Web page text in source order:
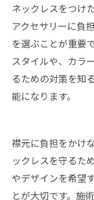
ネックレスをつけ
アクセサリーに負
を選ぶことが重要
スタイルや、カラ
るための対策を知
能になります。
襟元に負担をかけ
ックレスを守るた
やデザインを希望
とが大切です。施